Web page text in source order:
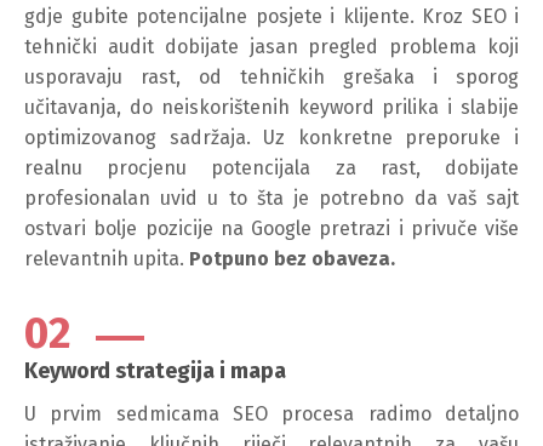
gdje gubite potencijalne posjete i klijente. Kroz SEO i
tehnički audit dobijate jasan pregled problema koji
usporavaju rast, od tehničkih grešaka i sporog
učitavanja, do neiskorištenih keyword prilika i slabije
optimizovanog sadržaja. Uz konkretne preporuke i
realnu procjenu potencijala za rast, dobijate
profesionalan uvid u to šta je potrebno da vaš sajt
ostvari bolje pozicije na Google pretrazi i privuče više
relevantnih upita. Potpuno bez obaveza.
02
Keyword strategija i mapa
U prvim sedmicama SEO procesa radimo detaljno